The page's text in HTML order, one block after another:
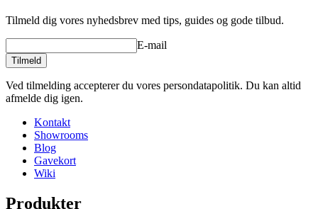
Tilmeld dig vores nyhedsbrev med tips, guides og gode tilbud.
E-mail
Tilmeld
Ved tilmelding accepterer du vores persondatapolitik. Du kan altid
afmelde dig igen.
Kontakt
Showrooms
Blog
Gavekort
Wiki
Produkter